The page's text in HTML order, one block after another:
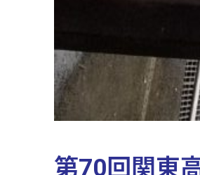
第70回関東